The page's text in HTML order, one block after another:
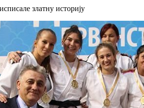
златну историју